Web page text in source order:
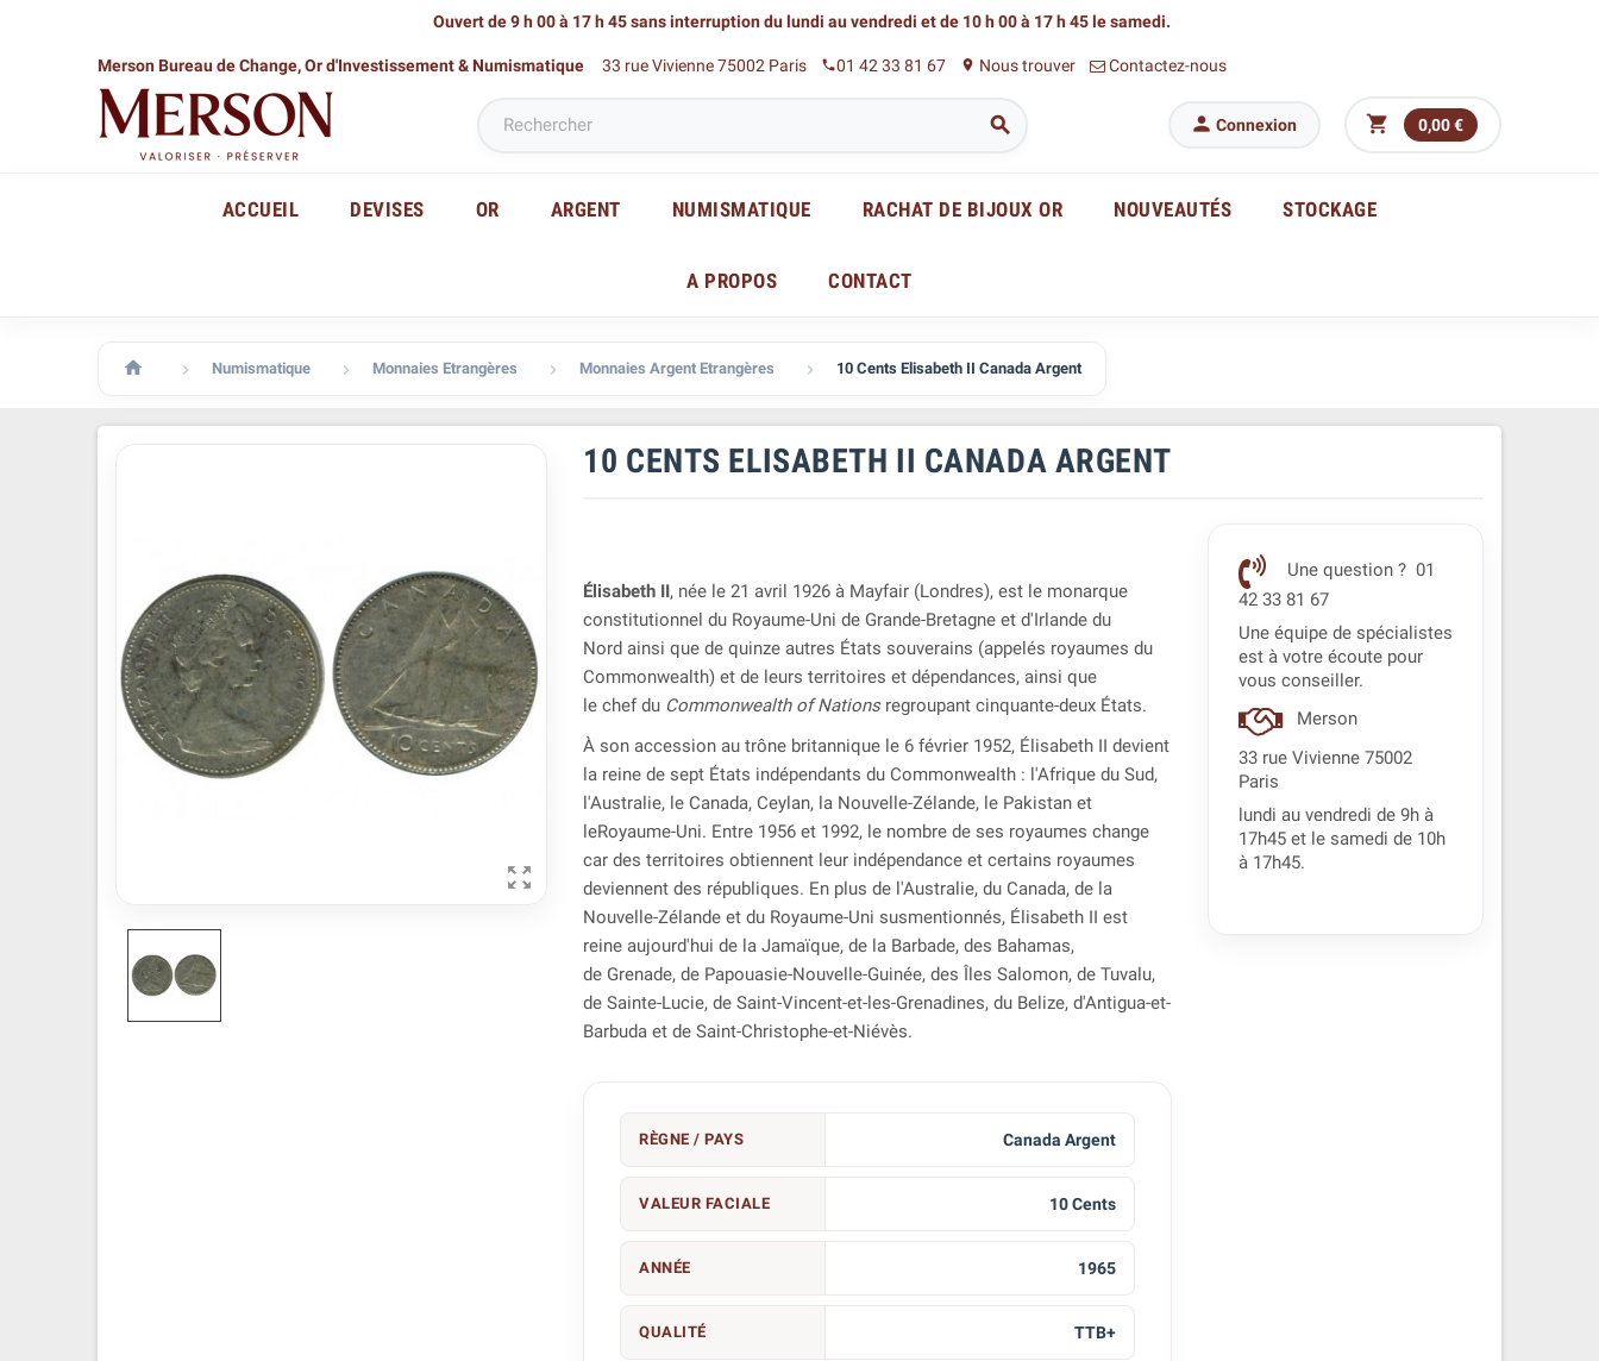
Ouvert de 9 h 00 à 17 h 45 sans interruption du lundi au vendredi et de 10 h 00 à 17 h 45 le samedi.
Merson Bureau de Change, Or d'Investissement & Numismatique 33 rue Vivienne 75002 Paris phone01 42 33 81 67 place Nous trouver Contactez-nous
  Connexion  0,00 €
ACCUEIL DEVISES OR ARGENT NUMISMATIQUE RACHAT DE BIJOUX OR NOUVEAUTÉS STOCKAGE
A PROPOS CONTACT
  Numismatique  Monnaies Etrangères  Monnaies Argent Etrangères  10 Cents Elisabeth II Canada Argent

10 CENTS ELISABETH II CANADA ARGENT
Élisabeth II, née le 21 avril 1926 à Mayfair (Londres), est le monarque
constitutionnel du Royaume-Uni de Grande-Bretagne et d'Irlande du
Nord ainsi que de quinze autres États souverains (appelés royaumes du
Commonwealth) et de leurs territoires et dépendances, ainsi que
le chef du Commonwealth of Nationsregroupant cinquante-deux États.
À son accession au trône britannique le 6 février 1952, Élisabeth II devient
la reine de sept États indépendants du Commonwealth : l'Afrique du Sud,
l'Australie, le Canada, Ceylan, la Nouvelle-Zélande, le Pakistan et
leRoyaume-Uni. Entre 1956 et 1992, le nombre de ses royaumes change
car des territoires obtiennent leur indépendance et certains royaumes
deviennent des républiques. En plus de l'Australie, du Canada, de la
Nouvelle-Zélande et du Royaume-Uni susmentionnés, Élisabeth II est
reine aujourd'hui de la Jamaïque, de la Barbade, des Bahamas,
de Grenade, de Papouasie-Nouvelle-Guinée, des Îles Salomon, de Tuvalu,
de Sainte-Lucie, de Saint-Vincent-et-les-Grenadines, du Belize, d'Antigua-et-
Barbuda et de Saint-Christophe-et-Niévès.
RÈGNE / PAYS Canada Argent
VALEUR FACIALE 10 Cents
ANNÉE 1965
QUALITÉ TTB+
Une question ? 01
42 33 81 67
Une équipe de spécialistes
est à votre écoute pour
vous conseiller.
Merson
33 rue Vivienne 75002
Paris
lundi au vendredi de 9h à
17h45 et le samedi de 10h
à 17h45.